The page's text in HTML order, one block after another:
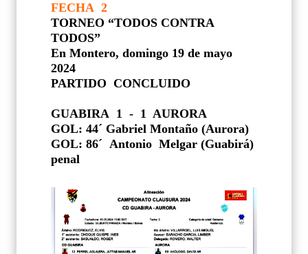
FECHA 2
TORNEO “TODOS CONTRA
TODOS”
En Montero, domingo 19 de mayo
2024
PARTIDO CONCLUIDO
GUABIRA 1 - 1 AURORA
GOL: 44´ Gabriel Montaño (Aurora)
GOL: 86´ Antonio Melgar (Guabirá)
penal